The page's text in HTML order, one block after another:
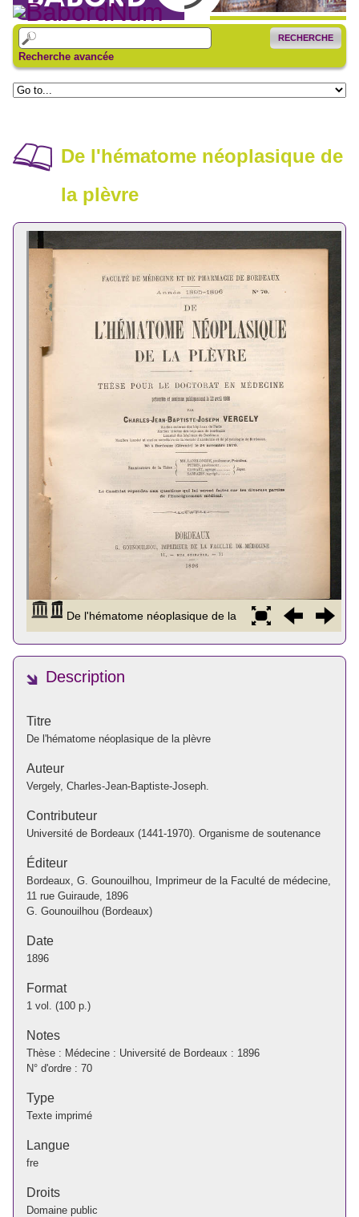
RECHERCHE
Recherche avancée
De l'hématome néoplasique de
la plèvre
Description
Titre
De l'hématome néoplasique de la plèvre
Auteur
Vergely, Charles-Jean-Baptiste-Joseph.
Contributeur
Université de Bordeaux (1441-1970). Organisme de soutenance
Éditeur
Bordeaux, G. Gounouilhou, Imprimeur de la Faculté de médecine,
11 rue Guiraude, 1896
G. Gounouilhou (Bordeaux)
Date
1896
Format
1 vol. (100 p.)
Notes
Thèse : Médecine : Université de Bordeaux : 1896
N° d'ordre : 70
Type
Texte imprimé
Langue
fre
Droits
Domaine public